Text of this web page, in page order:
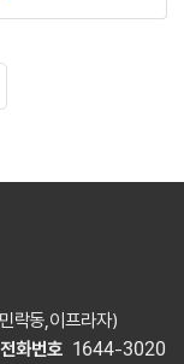
락동,이프라자)
전화번호 1644-3020